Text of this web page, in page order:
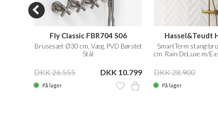
Fly Classic FBR704 S06
Brusesæt Ø30 cm, Væg, PVD Børstet
Stål
DKK 26.555 DKK 10.799
På lager
Hassel&Teudt
SmartTerm stang-
cm. Rain DeLuxe m/
DKK 28.900
På lager